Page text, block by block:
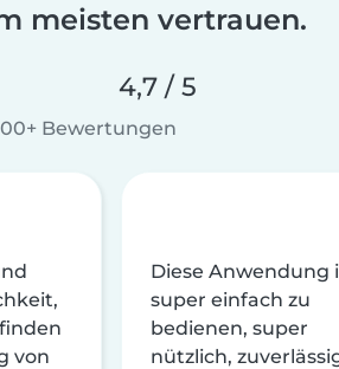
meisten vertrauen.
4,7 / 5
Bewertungen
von
Diese Anwendung
super einfach zu
bedienen, super
nützlich,